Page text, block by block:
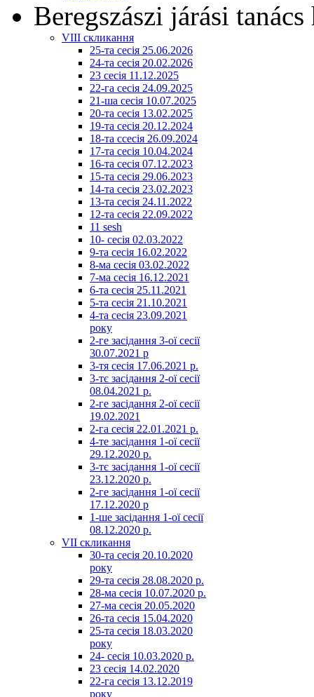
Beregszászi járási
VIII скликання
25-та сесія 25.06.2026
24-та сесія 20.02.2026
23 сесія 11.12.2025
22-га сесія 24.09.2025
21-ша сесія 10.07.2025
20-та сесія 13.02.2025
19-та сесія 20.12.2024
18-та ссесія 26.09.2024
17-та сесія 10.04.2024
16-та сесія 07.12.2023
15-та сесія 29.06.2023
14-та сесія 23.02.2023
13-та сесія 24.11.2022
12-та сесія 22.09.2022
11 sesh
10- сесія 02.03.2022
9-та сесія 16.02.2022
8-ма сесія 03.02.2022
7-ма сесія 16.12.2021
6-та сесія 25.11.2021
5-та сесія 21.10.2021
4-та сесія 23.09.2021
року
2-ге засідання 3-ої сесії
30.07.2021 р
3-тя сесія 17.06.2021 р.
3-тє засідання 2-ої сесії
08.04.2021 р.
2-ге засідання 2-ої сесії
19.02.2021
2-га сесія 22.01.2021 р.
4-те засідання 1-ої сесії
29.12.2020 р.
3-тє засідання 1-ої сесії
23.12.2020 р.
2-ге засідання 1-ої сесії
17.12.2020 р
1-ше засідання 1-ої сесії
08.12.2020 р.
VII скликання
30-та сесія 20.10.2020
року
29-та сесія 28.08.2020 р.
28-ма сесія 10.07.2020 р.
27-ма сесія 20.05.2020
26-та сесія 15.04.2020
25-та сесія 18.03.2020
року
24- сесія 10.03.2020 р.
23 сесія 14.02.2020
22-га сесія 13.12.2019
року